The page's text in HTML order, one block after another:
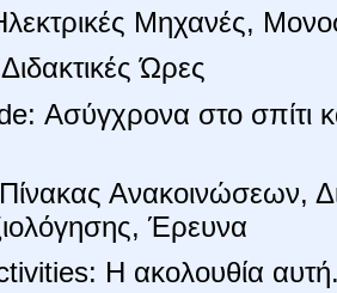
Μηχανές,
Ώρες
Ασύγχρονα στο σπίτι
Ανακοινώσεων,
Έρευνα
Η ακολουθία